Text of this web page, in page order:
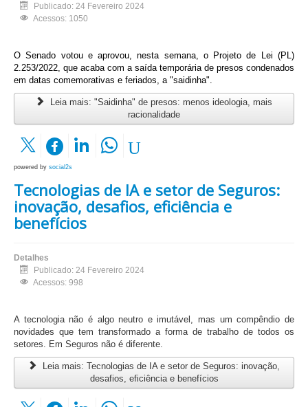
Publicado: 24 Fevereiro 2024
Acessos: 1050
O Senado votou e aprovou, nesta semana, o Projeto de Lei (PL)
2.253/2022, que acaba com a saída temporária de presos condenados
em datas comemorativas e feriados, a "saidinha".
Leia mais: "Saidinha" de presos: menos ideologia, mais
racionalidade
powered by social2s
Tecnologias de IA e setor de Seguros:
inovação, desafios, eficiência e
benefícios
Detalhes
Publicado: 24 Fevereiro 2024
Acessos: 998
A tecnologia não é algo neutro e imutável, mas um compêndio de
novidades que tem transformado a forma de trabalho de todos os
setores. Em Seguros não é diferente.
Leia mais: Tecnologias de IA e setor de Seguros: inovação,
desafios, eficiência e benefícios